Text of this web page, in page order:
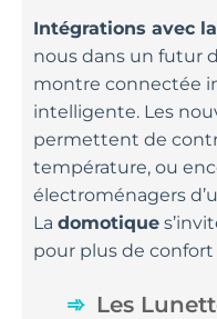
Intégrations avec
nous dans un futur
montre connectée
intelligente. Les
permettent de
température, ou
électroménagers
La domotique
pour plus de
Les